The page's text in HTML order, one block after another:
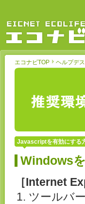
エコナビTOP ヘルプデ
Javascriptを有効にする
Windows
［Internet
ツールバ